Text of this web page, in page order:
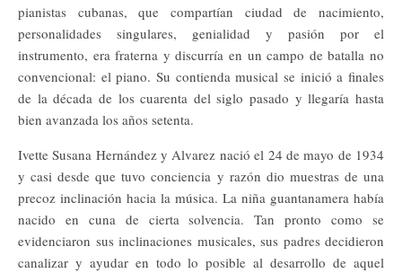
pianistas cubanas, que compartían ciudad de nacimiento,
personalidades singulares, genialidad y pasión por el
instrumento, era fraterna y discurría en un campo de batalla no
convencional: el piano. Su contienda musical se inició a finales
de la década de los cuarenta del siglo pasado y llegaría hasta
bien avanzada los años setenta.
Ivette Susana Hernández y Alvarez nació el 24 de mayo de 1934
y casi desde que tuvo conciencia y razón dio muestras de una
precoz inclinación hacia la música. La niña guantanamera había
nacido en cuna de cierta solvencia. Tan pronto como se
evidenciaron sus inclinaciones musicales, sus padres decidieron
canalizar y ayudar en todo lo posible al desarrollo de aquel